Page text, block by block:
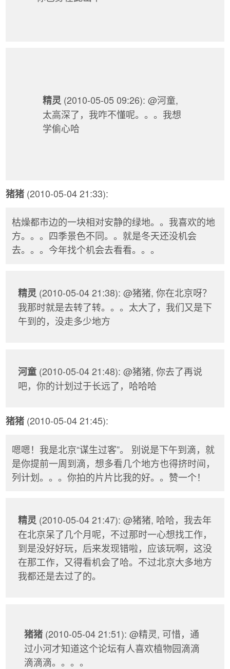
精灵 (2010-05-05 09:26): @河童,
太高深了，我咋不懂呢。。。我想
学偷心哈
猪猪 (2010-05-04 21:33):
枯燥都市边的一块相对安静的绿地。。我喜欢的地
方。。。四季景色不同。。就是冬天还没机会
去。。。今年找个机会去看看。。。
精灵 (2010-05-04 21:38): @猪猪, 你在北京呀？
我那时就是去转了转。。。太大了，我们又是下
午到的，没走多少地方
河童 (2010-05-04 21:48): @猪猪, 你去了再说
吧，你的计划过于长远了，哈哈哈
猪猪 (2010-05-04 21:45):
嗯嗯！我是北京“谋生过客”。 别说是下午到滴，就
是你提前一周到滴，想多看几个地方也得挤时间，
列计划。。。你拍的片片比我的好。。赞一个！
精灵 (2010-05-04 21:47): @猪猪, 哈哈，我去年
在北京呆了几个月呢，不过那时一心想找工作，
到是没好好玩，后来发现错啦，应该玩啊，这没
在那工作，又得看机会了哈。不过北京大多地方
我都还是去过了的。
猪猪 (2010-05-04 21:51): @精灵, 可惜，通
过小河才知道这个论坛有人喜欢植物园滴滴
滴滴滴。。。。